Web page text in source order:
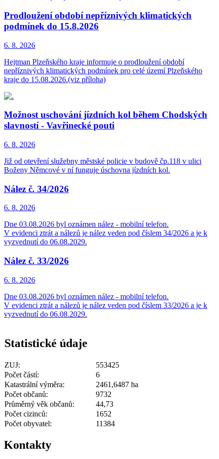
Prodloužení období nepříznivých klimatických
podmínek do 15.8.2026
6. 8. 2026
Hejtman Plzeňského kraje informuje o prodloužení období
nepříznivých klimatických podmínek pro celé území Plzeňského
kraje do 15.08.2026.(viz příloha)
Možnost uschování jízdních kol během Chodských
slavností - Vavřinecké pouti
6. 8. 2026
Již od otevření služebny městské policie v budově čp.118 v ulici
Boženy Němcové v ní funguje úschovna jízdních kol.
Nález č. 34/2026
6. 8. 2026
Dne 03.08.2026 byl oznámen nález - mobilní telefon.
V evidenci ztrát a nálezů je nález veden pod číslem 34/2026 a je k
vyzvednutí do 06.08.2029.
Nález č. 33/2026
6. 8. 2026
Dne 03.08.2026 byl oznámen nález - mobilní telefon.
V evidenci ztrát a nálezů je nález veden pod číslem 33/2026 a je k
vyzvednutí do 06.08.2029.
Statistické údaje
ZUJ:
553425
Počet částí:
6
Katastrální výměra:
2461,6487 ha
Počet občanů:
9732
Průměrný věk občanů:
44,73
Počet cizinců:
1652
Počet obyvatel:
11384
Kontakty